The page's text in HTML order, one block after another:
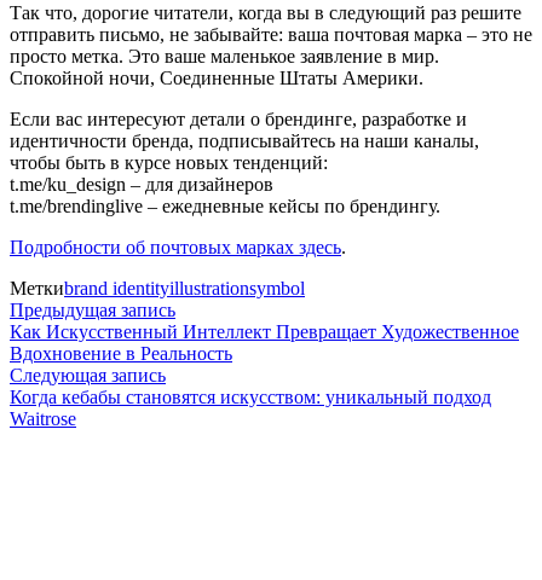
Так что, дорогие читатели, когда вы в следующий раз решите
отправить письмо, не забывайте: ваша почтовая марка – это не
просто метка. Это ваше маленькое заявление в мир.
Спокойной ночи, Соединенные Штаты Америки.
Если вас интересуют детали о брендинге, разработке и
идентичности бренда, подписывайтесь на наши каналы,
чтобы быть в курсе новых тенденций:
t.me/ku_design – для дизайнеров
t.me/brendinglive – ежедневные кейсы по брендингу.
Подробности об почтовых марках здесь.
Меткиbrand identityillustrationsymbol
Навигация
по
записям
Предыдущая записьПредыдущая
запись:
Как Искусственный Интеллект Превращает Художественное
Вдохновение в Реальность
Следующая записьСледующая
запись:
Когда кебабы становятся искусством: уникальный подход
Waitrose